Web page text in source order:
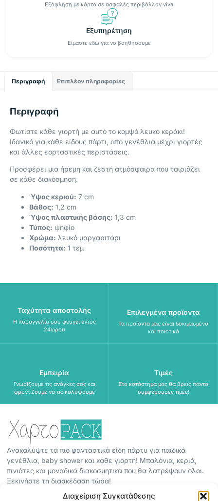
Διαχείριση Συγκατάθεσης
Εξόφληση με κάρτα σε ασφαλές περιβάλλον viva
Εξυπηρέτηση
Είμαστε εδώ για να βοηθήσουμε
Περιγραφή Επιπλέον πληροφορίες
Περιγραφή
Φωτίστε κάθε γιορτή με αυτό το κομψό λευκό κεράκι!
Ιδανικό για κάθε είδους πάρτι, από γενέθλια μέχρι γιορτές
και άλλες εορταστικές περιστάσεις.
Προσφέρει μια ήρεμη και ζεστή ατμόσφαιρα που ταιριάζει
σε κάθε διακόσμηση.
Ύψος κεριού: 7 cm
Βάθος: 1,2 cm
Ύψος πλαστικής βάσης: 1,3 cm
Τύπος: ψηφίο
Χρώμα: λευκό μαργαριτάρι
Ποσότητα: 1 τεμ
Ταχύτητα αποστολής
Η παραγγελία σου φεύγει εντός
24ωρου
Επιλεγμένα προϊοντα
Τα προϊοντα μας είναι δοκιμασμένα
και ποιοτικά
Εμπειρία
Γνωρίζουμε τις ανάγκες σας και
φροντίζουμε να τις καλύψουμε
Τιμές
Στο κατάστημα μας θα βρεις πάντα
συμφέρουσες τιμές!
Ανακαλύψτε τα πιο φανταστικά είδη πάρτυ για παιδικά
γενέθλια, baby shower και κάθε γιορτή! Μπαλόνια, κεριά,
πινιάτες και μοναδικά διακοσμητικά που θα λατρέψουν όλοι.
Ξεκινήστε τη διασκέδαση τώρα!